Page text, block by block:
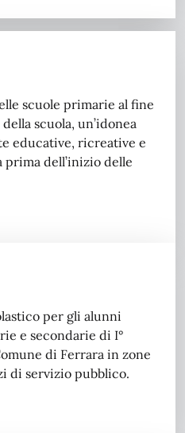
scuole primarie al fine
scuola, un’idonea
educative, ricreative e
prima dell’inizio delle
per gli alunni
e secondarie di I°
di Ferrara in zone
di servizio pubblico.